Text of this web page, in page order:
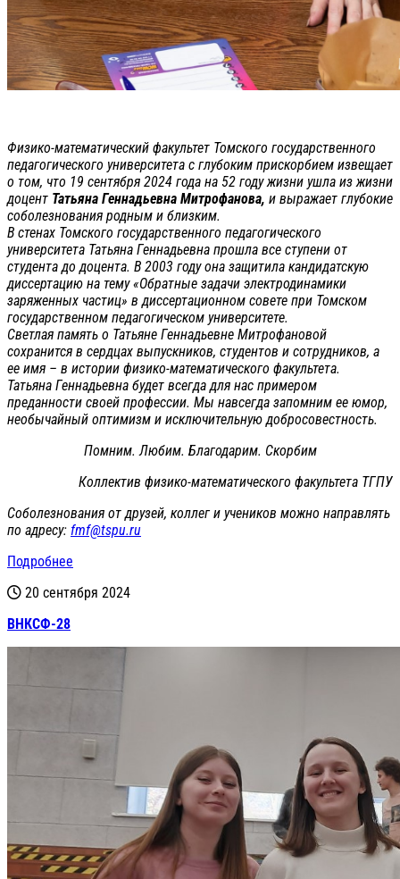
Физико-математический факультет Томского государственного
педагогического университета с глубоким прискорбием извещает
о том, что 19 сентября 2024 года на 52 году жизни ушла из жизни
доцент Татьяна Геннадьевна Митрофанова, и выражает глубокие
соболезнования родным и близким.
В стенах Томского государственного педагогического
университета Татьяна Геннадьевна прошла все ступени от
студента до доцента. В 2003 году она защитила кандидатскую
диссертацию на тему «Обратные задачи электродинамики
заряженных частиц» в диссертационном совете при Томском
государственном педагогическом университете.
Светлая память о Татьяне Геннадьевне Митрофановой
сохранится в сердцах выпускников, студентов и сотрудников, а
ее имя – в истории физико-математического факультета.
Татьяна Геннадьевна будет всегда для нас примером
преданности своей профессии. Мы навсегда запомним ее юмор,
необычайный оптимизм и исключительную добросовестность.
Помним. Любим. Благодарим. Скорбим
Коллектив физико-математического факультета ТГПУ
Соболезнования от друзей, коллег и учеников можно направлять
по адресу: fmf@tspu.ru
Подробнее
20 сентября 2024
ВНКСФ-28